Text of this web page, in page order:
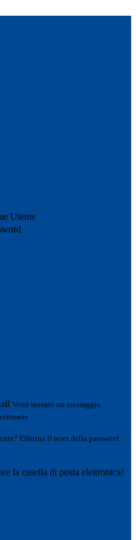
Utente
Verrà inviato un messaggio
Effettua il reset della password
la casella di posta elettronica!